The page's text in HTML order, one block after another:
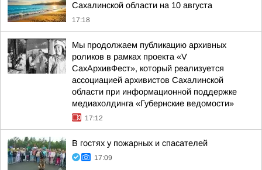
Сахалинской области на 10 августа
17:18
Мы продолжаем публикацию архивных
роликов в рамках проекта «V
СахАрхивФест», который реализуется
ассоциацией архивистов Сахалинской
области при информационной поддержке
медиахолдинга «Губернские ведомости»
17:12
В гостях у пожарных и спасателей
17:09